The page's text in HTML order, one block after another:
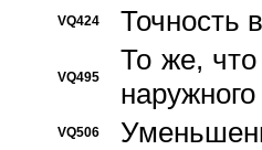
VQ424 Точность
VQ495
То же,
VQ506